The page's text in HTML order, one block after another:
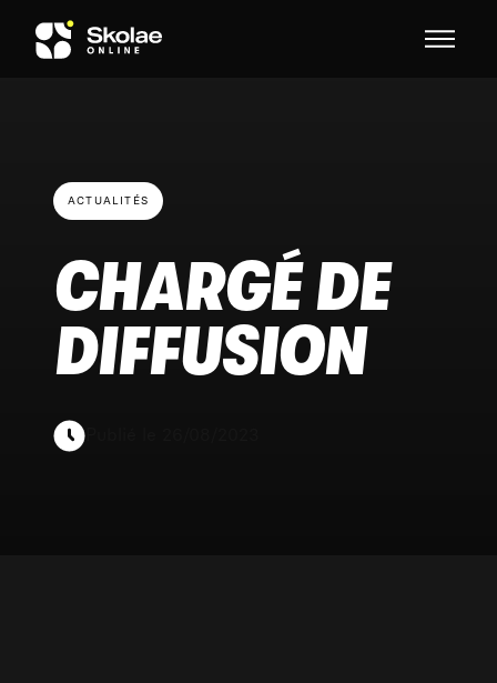
Skip to content
ACTUALITÉS
CHARGÉ DE
DIFFUSION